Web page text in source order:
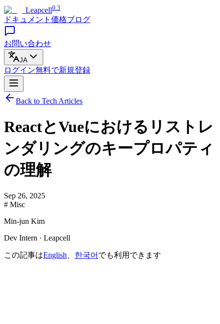
Leapcell0.3
ドキュメント 価格ブログ
お問い合わせ
JA
ログイン無料で新規登録
Back to Tech Articles
ReactとVueにおけるリストレ
ンダリングのキープロパティ
の理解
Sep 26, 2025
# Misc
Min-jun Kim
Dev Intern · Leapcell
この記事はEnglish 한국어 でも利用できます